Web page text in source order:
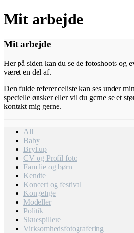
Mit arbejde
Mit arbejde
Her på siden kan du se de fotoshoots og
været en del af.
Den fulde referenceliste kan ses under
specielle ønsker eller vil du gerne se et
kontakt mig gerne.
All
Baby
Bryllup
CV og Profil foto
Familie og børn
Kendte
Koncert og festival
Kongelige
Modeller
Politik
Skuespillere
Virksomhedsfotografering